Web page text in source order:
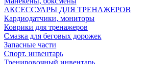
АКСЕССУАРЫ ДЛЯ ТРЕНАЖЕРОВ
Кардиодатчики, мониторы
Коврики для тренажеров
Смазка для беговых дорожек
Запасные части
Спорт. инвентарь
Тренировочный инвентарь